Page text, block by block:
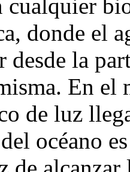
cualquier
donde el
desde la
En el
de luz
océano